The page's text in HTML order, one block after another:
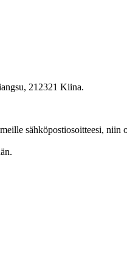
212321 Kiina.
sähköpostiosoitteesi,